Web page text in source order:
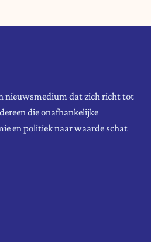
nieuwsmedium dat zich richt tot
die onafhankelijke
en politiek naar waarde schat